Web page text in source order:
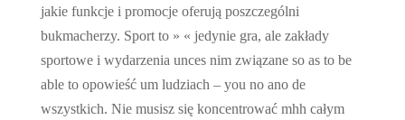
jakie funkcje i promocje oferują poszczególni
bukmacherzy. Sport to » « jedynie gra, ale zakłady
sportowe i wydarzenia unces nim związane so as to be
able to opowieść um ludziach – you no ano de
wszystkich. Nie musisz się koncentrować mhh całym